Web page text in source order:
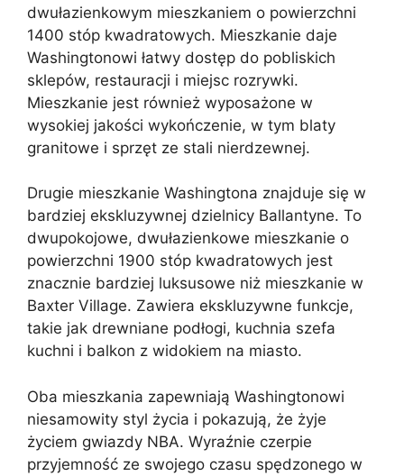
dwułazienkowym mieszkaniem o powierzchni
1400 stóp kwadratowych. Mieszkanie daje
Washingtonowi łatwy dostęp do pobliskich
sklepów, restauracji i miejsc rozrywki.
Mieszkanie jest również wyposażone w
wysokiej jakości wykończenie, w tym blaty
granitowe i sprzęt ze stali nierdzewnej.
Drugie mieszkanie Washingtona znajduje się w
bardziej ekskluzywnej dzielnicy Ballantyne. To
dwupokojowe, dwułazienkowe mieszkanie o
powierzchni 1900 stóp kwadratowych jest
znacznie bardziej luksusowe niż mieszkanie w
Baxter Village. Zawiera ekskluzywne funkcje,
takie jak drewniane podłogi, kuchnia szefa
kuchni i balkon z widokiem na miasto.
Oba mieszkania zapewniają Washingtonowi
niesamowity styl życia i pokazują, że żyje
życiem gwiazdy NBA. Wyraźnie czerpie
przyjemność ze swojego czasu spędzonego w